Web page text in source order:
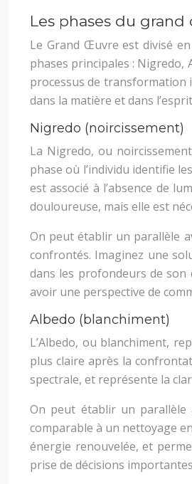
Les phases du
Le Grand Œuvre est divisé
phases principales : Nigredo,
processus de transformation
dans la matière et dans
Nigredo (noircissement)
La Nigredo, ou
phase où l’individu identifie
est associé à l’absence de
douloureuse, mais elle est
On peut établir un parallèle
confrontés. Imaginez une
dans les profondeurs de son
avoir une perspective de
Albedo (blanchiment)
L’Albedo, ou blanchiment,
plus claire après la
spectrale, et représente la
On peut établir un parallèle
comparable à un nettoyage
énergie renouvelée, et
prise de décisions